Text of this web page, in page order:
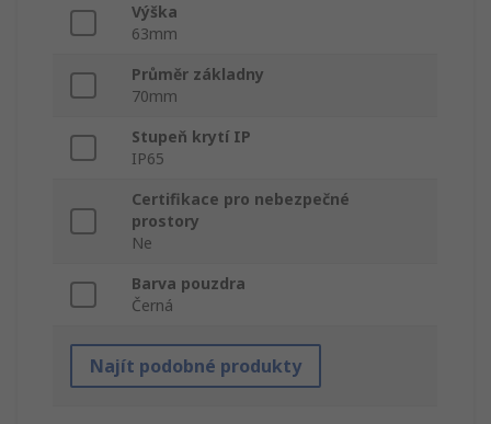
Výška
63mm
Průměr základny
70mm
Stupeň krytí IP
IP65
Certifikace pro nebezpečné
prostory
Ne
Barva pouzdra
Černá
Najít podobné produkty